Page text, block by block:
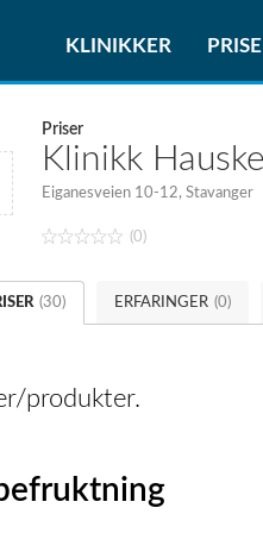
KLINIKKER
Priser
Klinikk
Eiganesveien 10-12, Stavanger
(0)
(30) ERFARINGER (0)
produkter.